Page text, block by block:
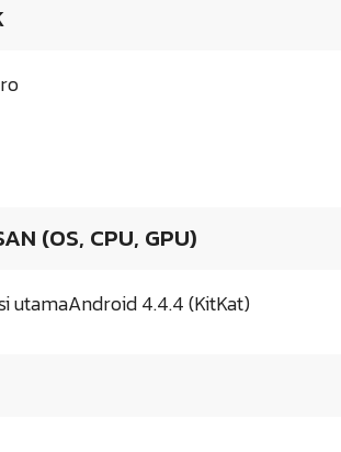
(OS, CPU, GPU)
utamaAndroid 4.4.4 (KitKat)